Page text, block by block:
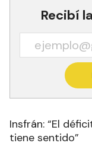
Recibí
Insfrán: “El
tiene sentido”